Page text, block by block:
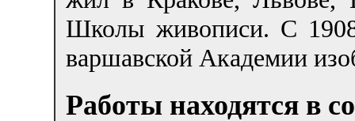
Школы живописи. С
варшавской Академии
Работы находятся в